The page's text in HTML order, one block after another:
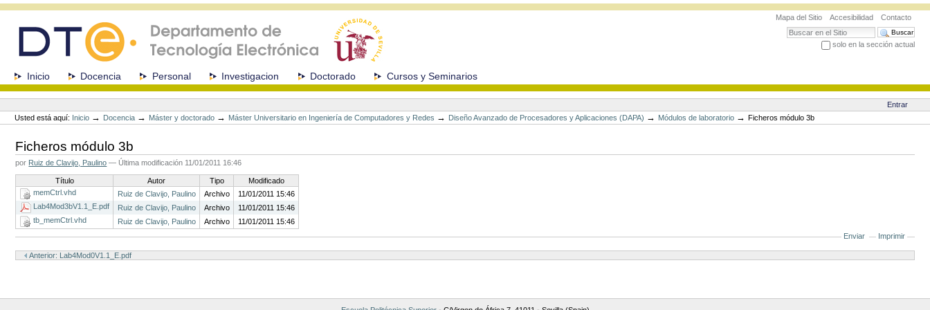
navegación
Mapa del Sitio Accesibilidad
Contacto
Buscar
solo en la sección actual
SeccionesInicio Docencia Personal Investigacion Doctorado Cursos y Seminarios
Herramientas
Personales
Entrar
Usted está aquí: Inicio → Docencia → Máster y doctorado → Máster Universitario en Ingeniería de Computadores y Redes → Diseño Avanzado de Procesadores y Aplicaciones (DAPA) → Módulos de laboratorio →Ficheros módulo 3b
Ficheros módulo 3b
por Ruiz de Clavijo, Paulino — Última modificación 11/01/2011 16:46
Título Autor Tipo
Modificado
memCtrl.vhd
Ruiz de Clavijo, Paulino Archivo
11/01/2011 15:46
Lab4Mod3bV1.1_E.pdf
Ruiz de Clavijo, Paulino Archivo
11/01/2011 15:46
tb_memCtrl.vhd
Ruiz de Clavijo, Paulino Archivo 11/01/2011 15:46
de
Documento
Enviar Imprimir
Anterior: Lab4Mod0V1.1_E.pdf